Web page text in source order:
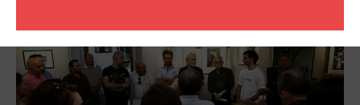
sərgidə təqdim olunan əsərlər haqqında ətraflı məlumat əldə
etmək mümkün olacaq.